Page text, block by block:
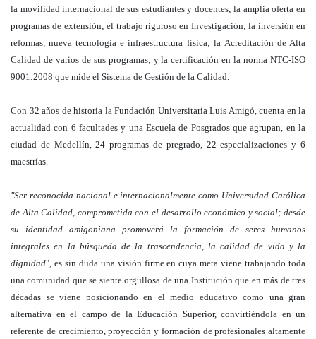
la movilidad internacional de sus estudiantes y docentes; la amplia oferta en
programas de extensión; el trabajo riguroso en Investigación; la inversión en
reformas, nueva tecnología e infraestructura física; la Acreditación de Alta
Calidad de varios de sus programas; y la certificación en la norma NTC-ISO
9001:2008 que mide el Sistema de Gestión de la Calidad.
Con 32 años de historia la Fundación Universitaria Luis Amigó, cuenta en la
actualidad con 6 facultades y una Escuela de Posgrados que agrupan, en la
ciudad de Medellín, 24 programas de pregrado, 22 especializaciones y 6
maestrías.
"Ser reconocida nacional e internacionalmente como Universidad Católica
de Alta Calidad, comprometida con el desarrollo económico y social; desde
su identidad amigoniana promoverá la formación de seres humanos
integrales en la búsqueda de la trascendencia, la calidad de vida y la
dignidad", es sin duda una visión firme en cuya meta viene trabajando toda
una comunidad que se siente orgullosa de una Institución que en más de tres
décadas se viene posicionando en el medio educativo como una gran
alternativa en el campo de la Educación Superior, convirtiéndola en un
referente de crecimiento, proyección y formación de profesionales altamente